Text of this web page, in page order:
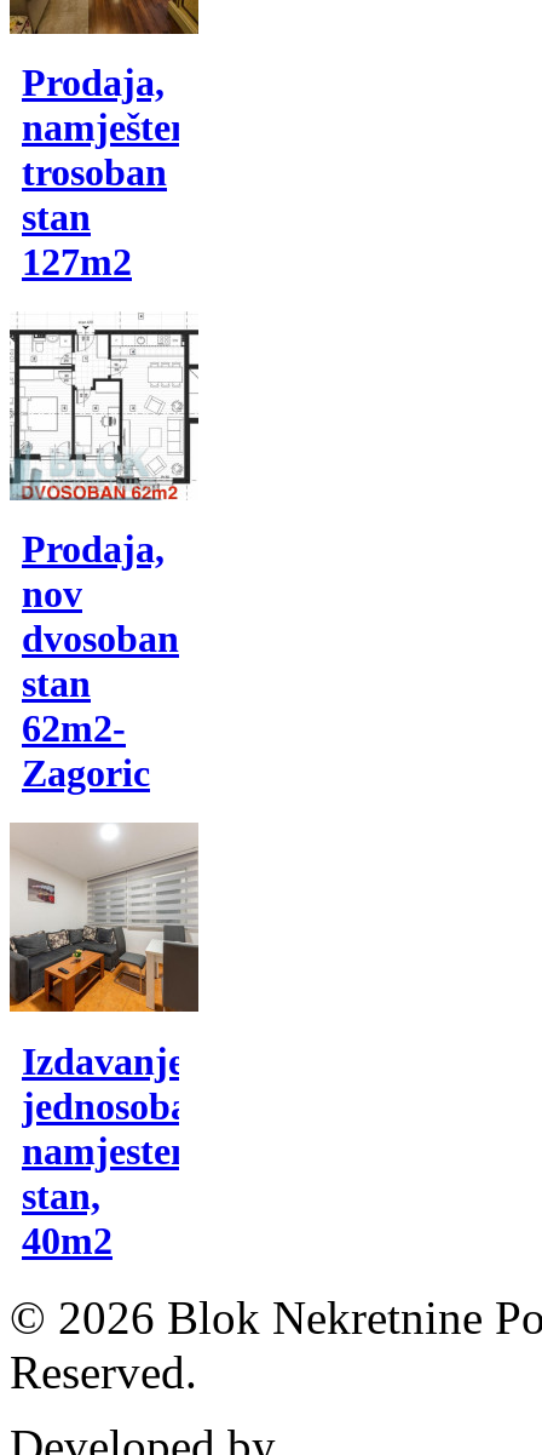
Prodaja,
namješten
trosoban
stan
127m2
Prodaja,
nov
dvosoban
stan
62m2-
Zagoric
Izdavanje,
jednosoban
namjesten
stan,
40m2
© 2026 Blok Nekretnine
Reserved.